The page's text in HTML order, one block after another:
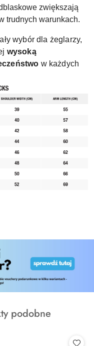
zwiększają
trudnych warunkach.
wybór dla żeglarzy,
wysoką
w każdych
podobne